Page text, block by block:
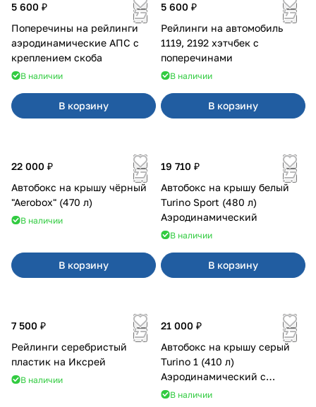
5 600 ₽
Поперечины на рейлинги
аэродинамические АПС с
креплением скоба
В наличии
В корзину
5 600 ₽
Рейлинги на автомобиль
1119, 2192 хэтчбек с
поперечинами
В наличии
В корзину
22 000 ₽
Автобокс на крышу чёрный
"Aerobox" (470 л)
В наличии
В корзину
19 710 ₽
Автобокс на крышу белый
Turino Sport (480 л)
Аэродинамический
В наличии
В корзину
7 500 ₽
Рейлинги серебристый
пластик на Иксрей
В наличии
21 000 ₽
Автобокс на крышу серый
Turino 1 (410 л)
Аэродинамический с
двусторонним открыванием
В наличии